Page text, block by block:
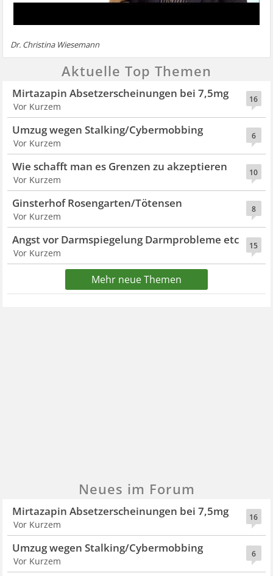
Dr. Christina Wiesemann
Aktuelle Top Themen
16
Mirtazapin Absetzerscheinungen bei 7,5mg
Vor Kurzem
6
Umzug wegen Stalking/Cybermobbing
Vor Kurzem
10
Wie schafft man es Grenzen zu akzeptieren
Vor Kurzem
8
Ginsterhof Rosengarten/Tötensen
Vor Kurzem
15
Angst vor Darmspiegelung Darmprobleme etc
Vor Kurzem
Mehr neue Themen
Neues im Forum
16
Mirtazapin Absetzerscheinungen bei 7,5mg
Vor Kurzem
6
Umzug wegen Stalking/Cybermobbing
Vor Kurzem